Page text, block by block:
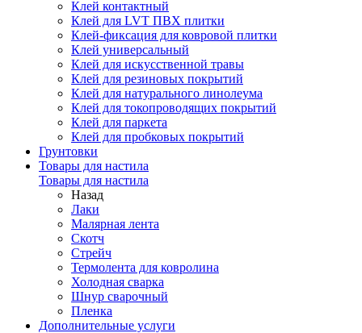
Клей контактный
Клей для LVT ПВХ плитки
Клей-фиксация для ковровой плитки
Клей универсальный
Клей для искусственной травы
Клей для резиновых покрытий
Клей для натурального линолеума
Клей для токопроводящих покрытий
Клей для паркета
Клей для пробковых покрытий
Грунтовки
Товары для настила
Товары для настила
Назад
Лаки
Малярная лента
Скотч
Стрейч
Термолента для ковролина
Холодная сварка
Шнур сварочный
Пленка
Дополнительные услуги